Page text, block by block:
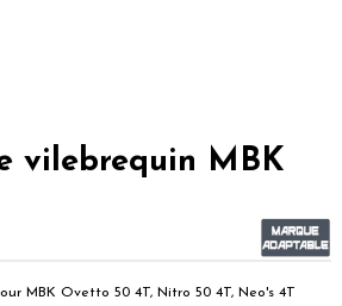
vilebrequin MBK
MBK Ovetto 50 4T, Nitro 50 4T, Neo's 4T